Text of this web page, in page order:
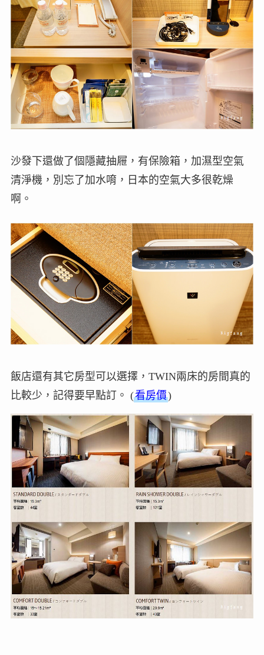
沙發下還做了個隱藏抽屜，有保險箱，加濕型空氣
清淨機，別忘了加水唷，日本的空氣大多很乾燥
啊。
飯店還有其它房型可以選擇，TWIN兩床的房間真的
比較少，記得要早點訂。 (看房價)